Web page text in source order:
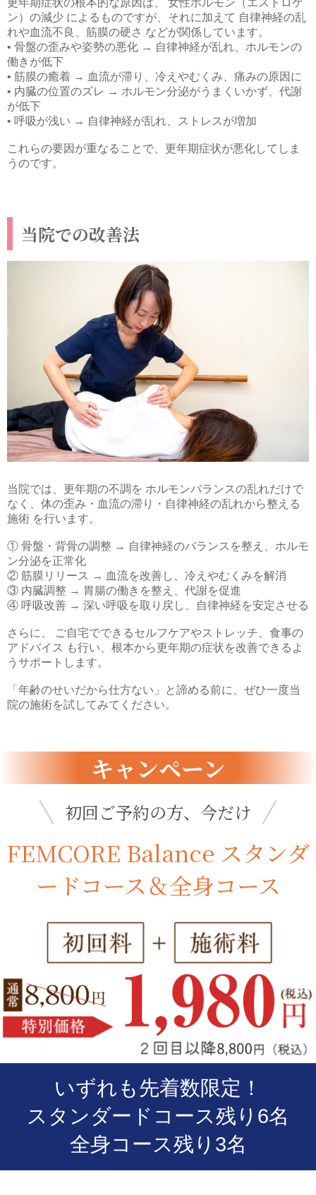
更年期症状の根本的な原因は、 女性ホルモン（エストロゲ
ン）の減少 によるものですが、それに加えて 自律神経の乱
れや血流不良、筋膜の硬さ などが関係しています。
• 骨盤の歪みや姿勢の悪化 → 自律神経が乱れ、ホルモンの
働きが低下
• 筋膜の癒着 → 血流が滞り、冷えやむくみ、痛みの原因に
• 内臓の位置のズレ → ホルモン分泌がうまくいかず、代謝
が低下
• 呼吸が浅い → 自律神経が乱れ、ストレスが増加
これらの要因が重なることで、更年期症状が悪化してしま
うのです。
当院での改善法
当院では、更年期の不調を ホルモンバランスの乱れだけで
なく、体の歪み・血流の滞り・自律神経の乱れから整える
施術 を行います。
① 骨盤・背骨の調整 → 自律神経のバランスを整え、ホルモ
ン分泌を正常化
② 筋膜リリース → 血流を改善し、冷えやむくみを解消
③ 内臓調整 → 胃腸の働きを整え、代謝を促進
④ 呼吸改善 → 深い呼吸を取り戻し、自律神経を安定させる
さらに、 ご自宅でできるセルフケアやストレッチ、食事の
アドバイス も行い、根本から更年期の症状を改善できるよ
うサポートします。
「年齢のせいだから仕方ない」と諦める前に、ぜひ一度当
院の施術を試してみてください。
キャンペーン
初回ご予約の方、今だけ
FEMCORE Balance スタンダ
ードコース＆全身コース
いずれも先着数限定！
スタンダードコース残り6名
全身コース残り3名